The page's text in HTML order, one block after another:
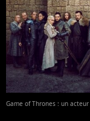
Game of Thrones : un